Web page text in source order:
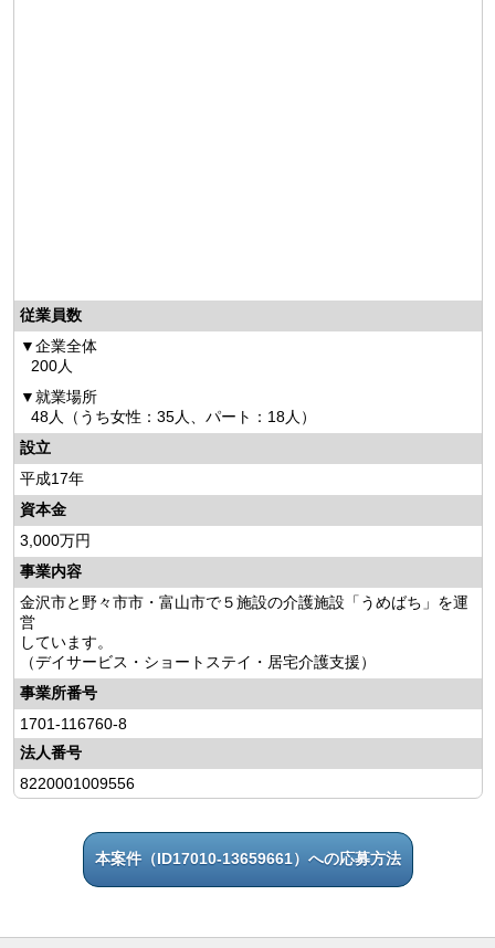
従業員数
企業全体
200人
就業場所
48人（うち女性：35人、パート：18人）
設立
平成17年
資本金
3,000万円
事業内容
金沢市と野々市市・富山市で５施設の介護施設「うめばち」を運
営
しています。
（デイサービス・ショートステイ・居宅介護支援）
事業所番号
1701-116760-8
法人番号
8220001009556
本案件（ID17010-13659661）への応募方法